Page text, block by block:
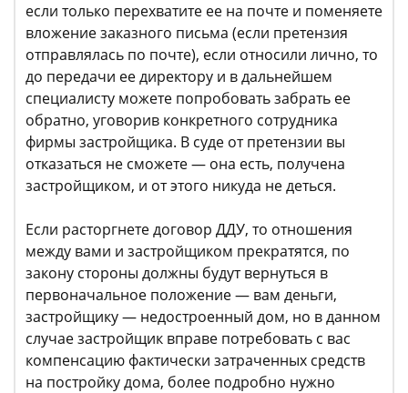
если только перехватите ее на почте и поменяете
вложение заказного письма (если претензия
отправлялась по почте), если относили лично, то
до передачи ее директору и в дальнейшем
специалисту можете попробовать забрать ее
обратно, уговорив конкретного сотрудника
фирмы застройщика. В суде от претензии вы
отказаться не сможете — она есть, получена
застройщиком, и от этого никуда не деться.
Если расторгнете договор ДДУ, то отношения
между вами и застройщиком прекратятся, по
закону стороны должны будут вернуться в
первоначальное положение — вам деньги,
застройщику — недостроенный дом, но в данном
случае застройщик вправе потребовать с вас
компенсацию фактически затраченных средств
на постройку дома, более подробно нужно